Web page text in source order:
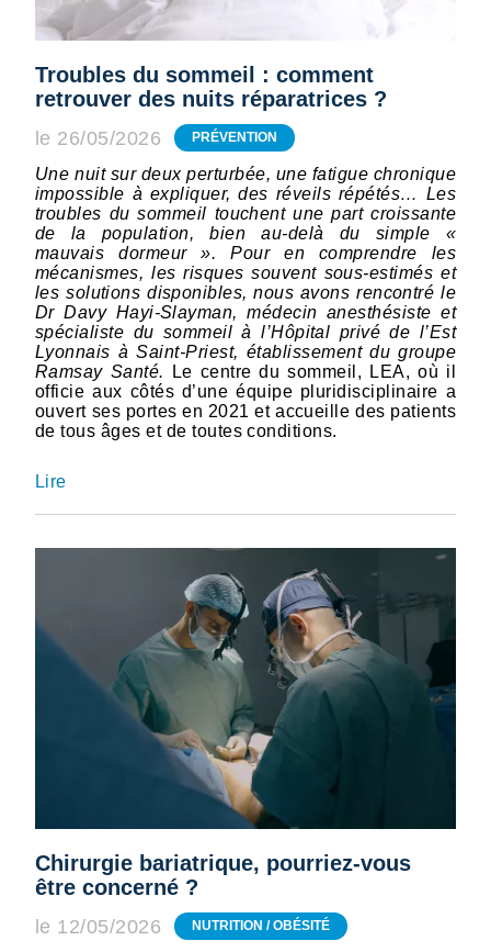
Troubles du sommeil : comment
retrouver des nuits réparatrices ?
le 26/05/2026 PRÉVENTION
Une nuit sur deux perturbée, une fatigue chronique
impossible à expliquer, des réveils répétés… Les
troubles du sommeil touchent une part croissante
de la population, bien au-delà du simple «
mauvais dormeur ». Pour en comprendre les
mécanismes, les risques souvent sous-estimés et
les solutions disponibles, nous avons rencontré le
Dr Davy Hayi-Slayman, médecin anesthésiste et
spécialiste du sommeil à l’Hôpital privé de l’Est
Lyonnais à Saint-Priest, établissement du groupe
Ramsay Santé.
Le centre du sommeil, LEA, où il
officie aux côtés d’une équipe pluridisciplinaire a
ouvert ses portes en 2021 et accueille des patients
de tous âges et de toutes conditions.
Lire
Chirurgie bariatrique, pourriez-vous
être concerné ?
le 12/05/2026 NUTRITION / OBÉSITÉ